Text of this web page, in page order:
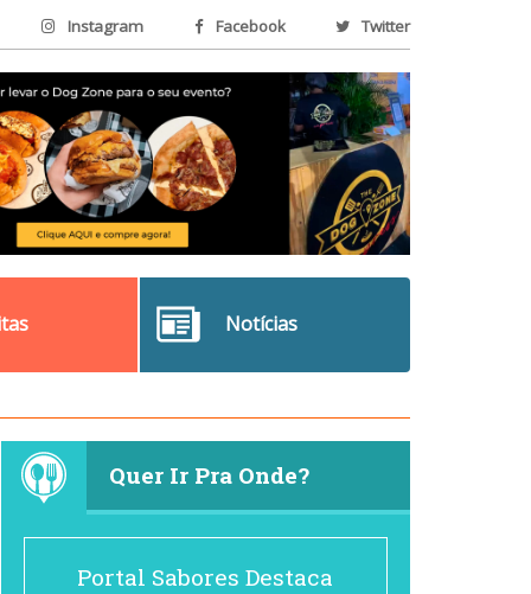
Instagram Facebook Twitter
Notícias
Quer Ir Pra Onde?
Portal Sabores Destaca